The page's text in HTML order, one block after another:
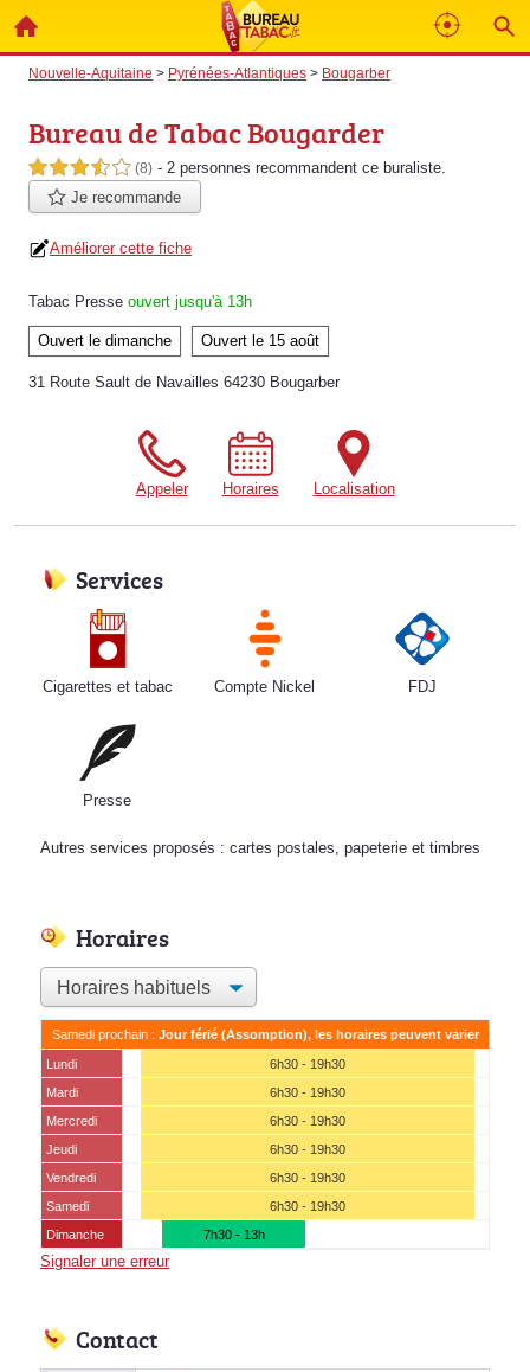
Nouvelle-Aquitaine > Pyrénées-Atlantiques > Bougarber
Bureau de Tabac Bougarder
3,5 étoiles sur 5 (8) - 2 personnes recommandent ce buraliste.
Je recommande
Améliorer cette fiche
Tabac Presse ouvert jusqu'à 13h
Ouvert le dimanche Ouvert le 15 août
31 Route Sault de Navailles 64230 Bougarber
Appeler Horaires Localisation
Services
Cigarettes et tabac Compte Nickel FDJ
Presse
Autres services proposés : cartes postales, papeterie et timbres
Horaires
Samedi prochain : Jour férié (Assomption), les horaires peuvent varier
Lundi
6h30 - 19h30
Mardi
6h30 - 19h30
Mercredi
6h30 - 19h30
Jeudi
6h30 - 19h30
Vendredi
6h30 - 19h30
Samedi
6h30 - 19h30
Dimanche
7h30 - 13h
Signaler une erreur
Contact